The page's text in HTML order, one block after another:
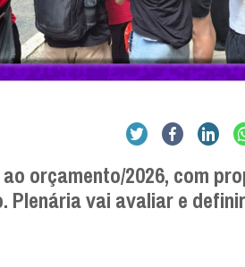
orçamento/2026, com
Plenária vai avaliar e